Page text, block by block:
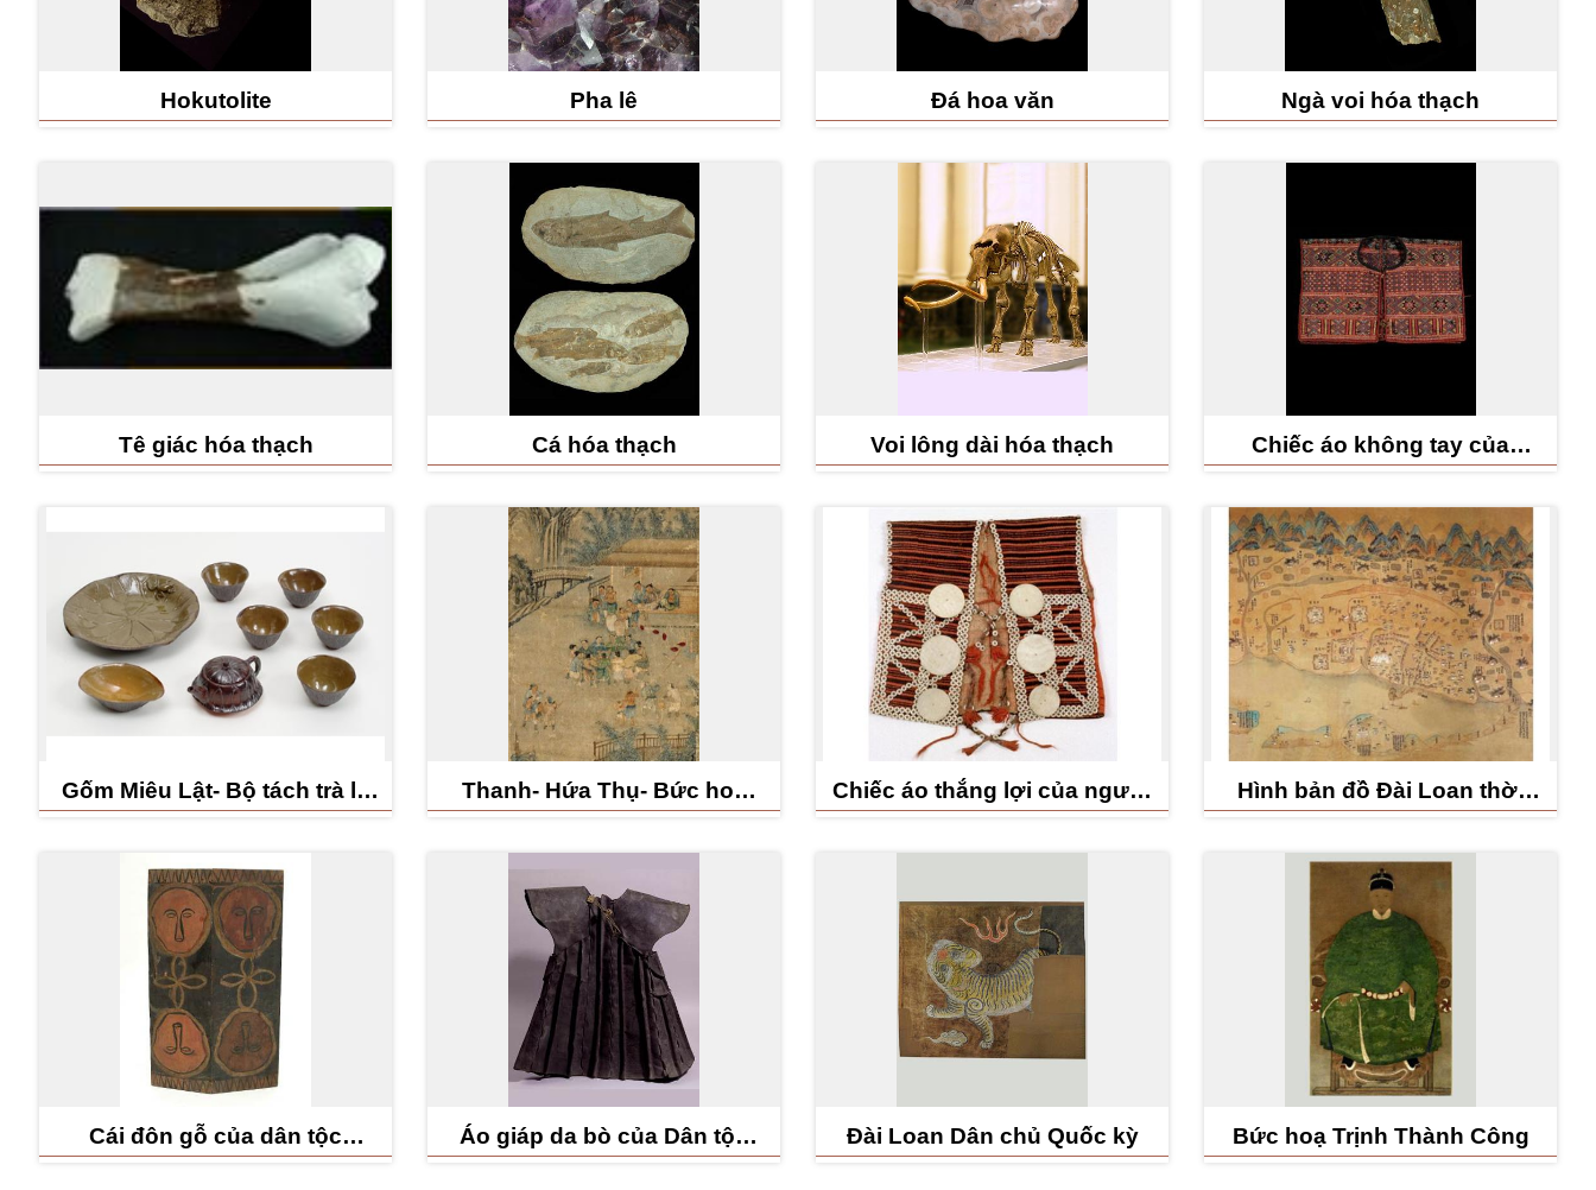
Hokutolite Pha lê Đá hoa văn Ngà voi hóa thạch
Tê giác hóa thạch Cá hóa thạch Voi lông dài hóa thạch
Chiếc áo không tay của
Pepohoan
Gốm Miêu Lật- Bộ tách trà lá
Thanh- Hứa Thụ- Bức hoạ
Chiếc áo thắng lợi của người
Hình bản đồ Đài Loan thời
Cái đôn gỗ của dân tộc
Áo giáp da bò của Dân tộc
Đài Loan Dân chủ Quốc kỳ Bức hoạ Trịnh Thành Công